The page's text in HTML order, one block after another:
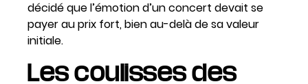
décidé que l’émotion d’un concert devait se
payer au prix fort, bien au-delà de sa valeur
initiale.
Les coulisses des